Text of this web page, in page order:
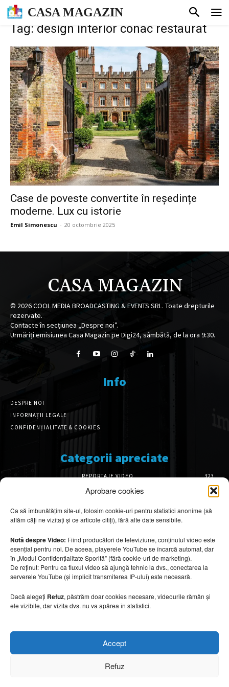
Aprobare cookies
Ca să îmbunătățim site-ul, folosim cookie-uri pentru statistici anonime (să
aflăm câți ne vizitați și ce articole citiți), fără alte date sensibile.
Notă despre Video: Fiind producători de televiziune, conținutul video este
esențial pentru noi. De aceea, playerele YouTube se încarcă automat, dar
în „Modul Confidențialitate Sporită” (fără cookie-uri de marketing).
De reținut: Pentru ca fluxul video să ajungă tehnic la dvs., conectarea la
serverele YouTube (și implicit transmiterea IP-ului) este necesară.
Dacă alegeți Refuz, păstrăm doar cookies necesare, videourile rămân și
ele vizibile, dar vizita dvs. nu va apărea în statistici.
Accept
Refuz
CASA MAGAZIN
Tag: design interior conac restaurat
Case de poveste convertite în reședințe
moderne. Lux cu istorie
Emil Simonescu - 20 octombrie 2025
CASA MAGAZIN
© 2026COOL MEDIA BROADCASTING & EVENTS SRL. Toate drepturile
rezervate.
Contacte în secțiunea „Despre noi”.
Urmăriți emisiunea Casa Magazin pe Digi24, sâmbătă, de la ora 9:30.
Info
DESPRE NOI
INFORMAȚII LEGALE
CONFIDENȚIALITATE & COOKIES
Categorii apreciate
REPORTAJE VIDEO
323
AMENAJĂRI INTERIOARE
126
DESIGN INTERIOR
64
ARHITECTURĂ & DESIGN
OPINII & ANALIZE
43
Articole recomandate
Idei inspirate din hotelurile boutique pe care
7 august 2026
Clădiri care se rotesc după soare. Când SF-ul
7 august 2026